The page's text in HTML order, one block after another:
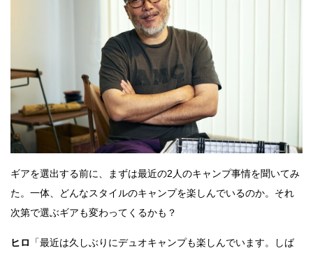
【neruさん1位】3年の歳月を費やした鋳造ランタ
ギアで繋がる、アジア交流キャンプを開催？
ジャック企画は6月17日（火）のお昼12時から！
豪華プレゼントや、先着で購入特典もあり！
ギアを選出する前に、まずは最近の2人のキャンプ事情を聞いてみ
た。一体、どんなスタイルのキャンプを楽しんでいるのか。それ
次第で選ぶギアも変わってくるかも？
ヒロ
「最近は久しぶりにデュオキャンプも楽しんでいます。しば